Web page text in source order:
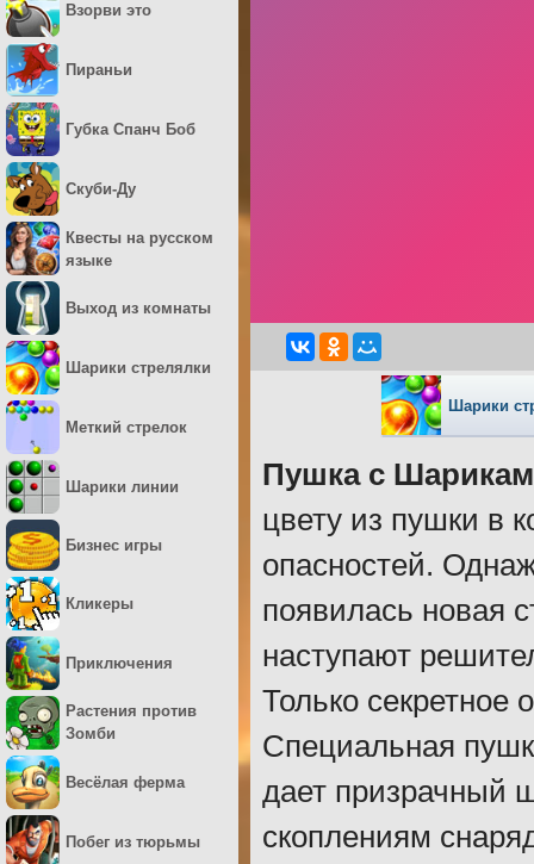
Шарики
Пушка с
цвету из пушки в
опасностей.
появилась новая
наступают
Только секретное
Специальная
дает призрачный
скоплениям
Взорви это
Пираньи
Губка Спанч Боб
Скуби-Ду
Квесты на русском
языке
Выход из комнаты
Шарики стрелялки
Меткий стрелок
Шарики линии
Бизнес игры
Кликеры
Приключения
Растения против
Зомби
Весёлая ферма
Побег из тюрьмы